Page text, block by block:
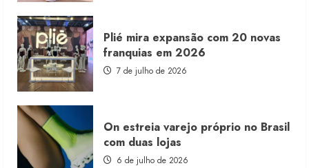
Plié mira expansão com 20 novas
franquias em 2026
7 de julho de 2026
On estreia varejo próprio no Brasil
com duas lojas
6 de julho de 2026